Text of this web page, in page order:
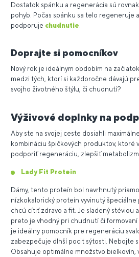
Dostatok spánku a regenerácia sú
pohyb. Počas spánku sa telo regeneruje
podporuje chudnutie
Doprajte si pomocníkov
Nový rok je ideálnym obdobím na
medzi tých, ktorí si každoročne dávajú
svojho životného štýlu, či chudnutí?
Výživové doplnky na
Aby ste na svojej ceste dosiahli
kombináciu špičkových produktov, ktoré
podporiť regeneráciu, zlepšiť
Lady Fit Protein
Dámy, tento proteín bol navrhnutý
nízkokalorický proteín vyvinutý
chcú cítiť zdravo a fit. Je sladený stéviou a
preto je vhodný pri chudnutí či formovaní
je ideálny pomocník pre regeneráciu
zabezpečuje dlhší pocit sýtosti. Nebojte
Obsahuje optimálne množstvo bielkovín,